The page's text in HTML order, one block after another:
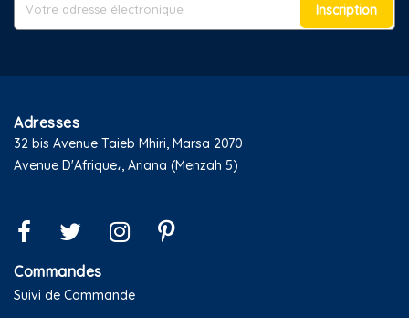
Inscription
Adresses
32 bis Avenue Taieb Mhiri, Marsa 2070
Avenue D'Afrique،, Ariana (Menzah 5)
Commandes
Suivi de Commande